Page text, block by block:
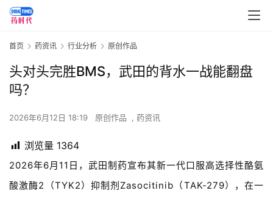
首页 药资讯 行业分析 原创作品
头对头完胜BMS，武田的背水一战能翻盘
吗？
2026年6月12日 18:19 原创作品 , 药资讯
浏览量 1364
2026年6月 11 日，武田制药宣布其新一代口服高选择性酪氨
酸激酶2 （TYK2）抑制剂Zasocitinib （TAK-279），在一